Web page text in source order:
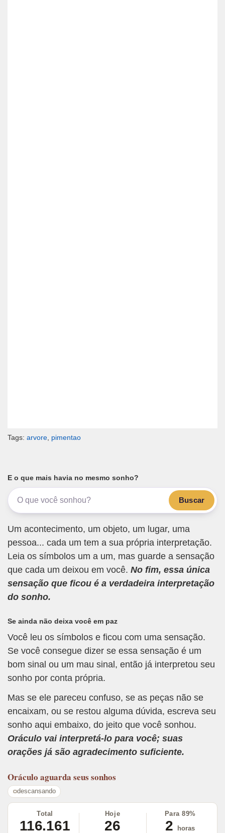
Tags: arvore pimentao
E o que mais havia no mesmo sonho?
Buscar
Um acontecimento, um objeto, um lugar, uma
pessoa... cada um tem a sua própria interpretação.
Leia os símbolos um a um, mas guarde a sensação
que cada um deixou em você. No fim, essa única
sensação que ficou é a verdadeira interpretação
do sonho.
Se ainda não deixa você em paz
Você leu os símbolos e ficou com uma sensação.
Se você consegue dizer se essa sensação é um
bom sinal ou um mau sinal, então já interpretou seu
sonho por conta própria.
Mas se ele pareceu confuso, se as peças não se
encaixam, ou se restou alguma dúvida, escreva seu
sonho aqui embaixo, do jeito que você sonhou.
Oráculo vai interpretá-lo para você; suas
orações já são agradecimento suficiente.
Oráculo aguarda seus sonhos
descansando
Total
116.161
Hoje
26
Para 89%
2 horas